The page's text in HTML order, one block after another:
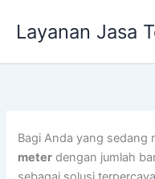
Layanan Jasa
Bagi Anda yang sedang
meter dengan jumlah